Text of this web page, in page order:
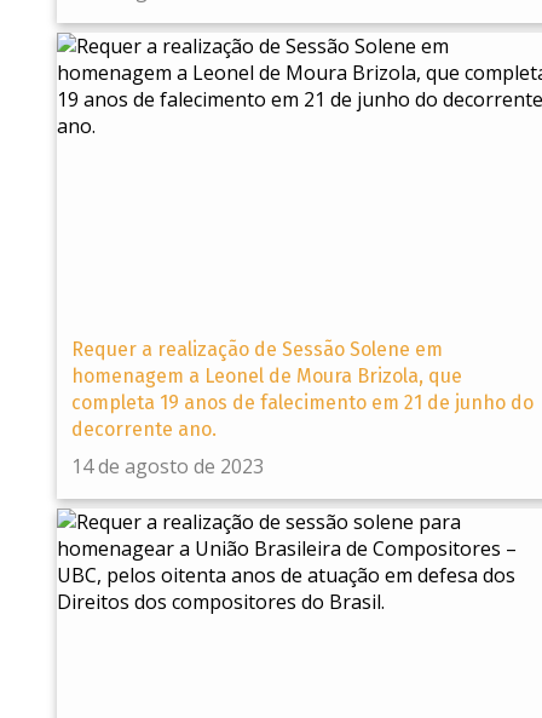
Requer a realização de Sessão Solene em
homenagem a Leonel de Moura Brizola, que
completa 19 anos de falecimento em 21 de junho do
decorrente ano.
14 de agosto de 2023